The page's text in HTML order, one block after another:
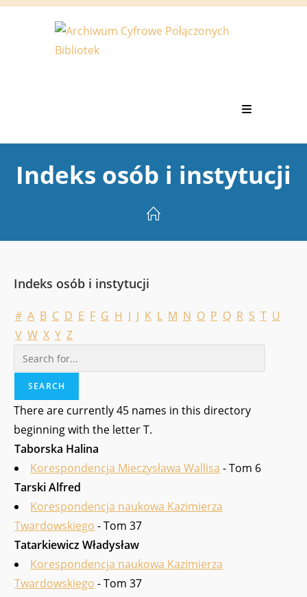
Koniec
Indeks osób i instytucji
Indeks osób i instytucji
# A B C D E F G H I J K L M N O P Q R S T U
V W X Y Z
There are currently 45 names in this directory
beginning with the letter T.
Taborska Halina
Korespondencja Mieczysława Wallisa - Tom 6
Tarski Alfred
Korespondencja naukowa Kazimierza
Twardowskiego - Tom 37
Tatarkiewicz Władysław
Korespondencja naukowa Kazimierza
Twardowskiego - Tom 37